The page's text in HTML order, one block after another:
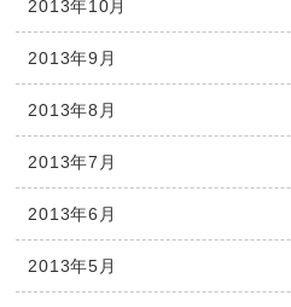
2013年10月
2013年9月
2013年8月
2013年7月
2013年6月
2013年5月